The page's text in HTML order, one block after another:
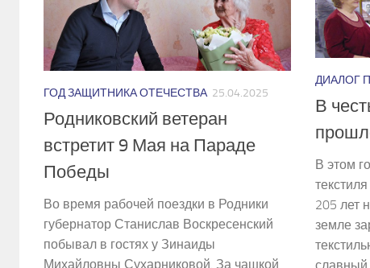
ГОД ЗАЩИТНИКА ОТЕЧЕСТВА 25.04.2025
Родниковский ветеран
встретит 9 Мая на Параде
Победы
Во время рабочей поездки в Родники
губернатор Станислав Воскресенский
побывал в гостях у Зинаиды
Михайловны Сухарниковой. За чашкой
ДИАЛОГ
В
В этом
205 лет
земле